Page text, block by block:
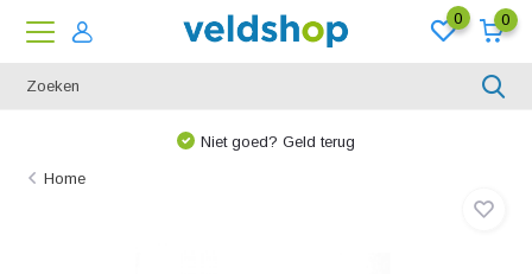
0 0
Niet goed? Geld terug
Home